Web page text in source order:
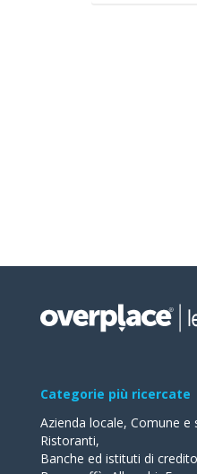
Categorie più ricercate
Azienda locale, Comune e
Ristoranti,
Banche ed istituti di